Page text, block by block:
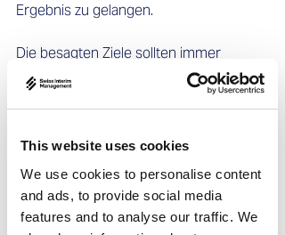
This website uses cookies
We use cookies to personalise content
and ads, to provide social media
features and to analyse our traffic. We
Ergebnis zu gelangen.
Die besagten Ziele sollten immer
herausfordernd und vor allem
motivierend formuliert sein. Wichtig:
zeigen den messbaren Fortschritt auf
Zielzustand. Und hier kommen wir
schon zu einer der ersten
Herausforderungen: OKR erfordert ein